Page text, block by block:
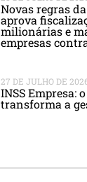
Novas regras
aprova
milionárias e
empresas
27 DE JULHO DE
INSS Empresa:
transforma a